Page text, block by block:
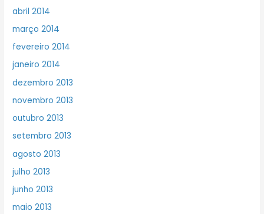
abril 2014
março 2014
fevereiro 2014
janeiro 2014
dezembro 2013
novembro 2013
outubro 2013
setembro 2013
agosto 2013
julho 2013
junho 2013
maio 2013